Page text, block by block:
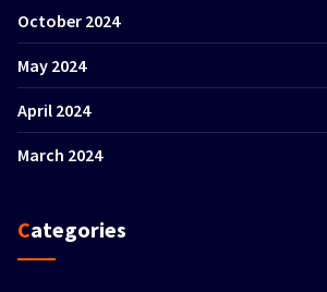
October 2024
May 2024
April 2024
March 2024
Categories